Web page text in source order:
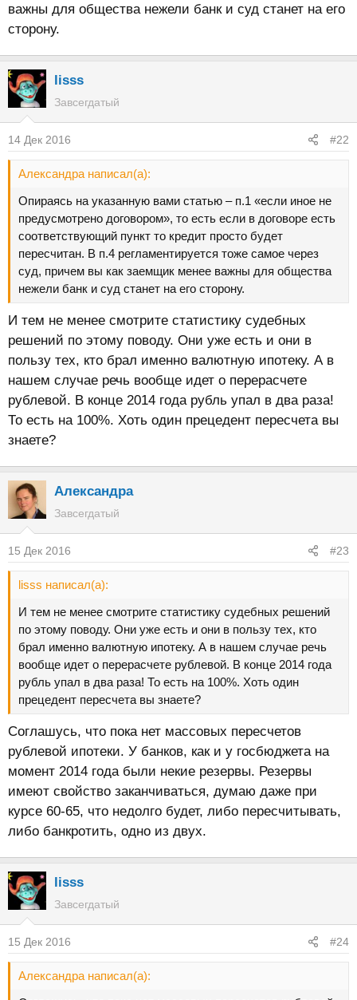
важны для общества нежели банк и суд станет на его
сторону.
lisss
Завсегдатый
14 Дек 2016 #22
Александра написал(а):
Опираясь на указанную вами статью – п.1 «если иное не
предусмотрено договором», то есть если в договоре есть
соответствующий пункт то кредит просто будет
пересчитан. В п.4 регламентируется тоже самое через
суд, причем вы как заемщик менее важны для общества
нежели банк и суд станет на его сторону.
И тем не менее смотрите статистику судебных
решений по этому поводу. Они уже есть и они в
пользу тех, кто брал именно валютную ипотеку. А в
нашем случае речь вообще идет о перерасчете
рублевой. В конце 2014 года рубль упал в два раза!
То есть на 100%. Хоть один прецедент пересчета вы
знаете?
Александра
Завсегдатый
15 Дек 2016 #23
lisss написал(а):
И тем не менее смотрите статистику судебных решений
по этому поводу. Они уже есть и они в пользу тех, кто
брал именно валютную ипотеку. А в нашем случае речь
вообще идет о перерасчете рублевой. В конце 2014 года
рубль упал в два раза! То есть на 100%. Хоть один
прецедент пересчета вы знаете?
Соглашусь, что пока нет массовых пересчетов
рублевой ипотеки. У банков, как и у госбюджета на
момент 2014 года были некие резервы. Резервы
имеют свойство заканчиваться, думаю даже при
курсе 60-65, что недолго будет, либо пересчитывать,
либо банкротить, одно из двух.
lisss
Завсегдатый
15 Дек 2016 #24
Александра написал(а):